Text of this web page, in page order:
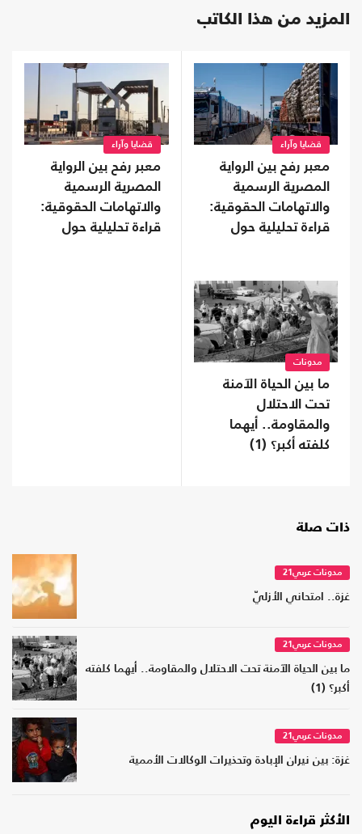
المزيد من هذا الكاتب
قضايا وآراء
معبر رفح بين الرواية
المصرية الرسمية
والاتهامات الحقوقية:
قراءة تحليلية حول
قضايا وآراء
معبر رفح بين الرواية
المصرية الرسمية
والاتهامات الحقوقية:
قراءة تحليلية حول
مدونات
ما بين الحياة الآمنة
تحت الاحتلال
والمقاومة.. أيهما
كلفته أكبر؟ (1)
ذات صلة
مدونات عربي21
غزة.. امتحاني الأزليّ
مدونات عربي21
ما بين الحياة الآمنة تحت الاحتلال والمقاومة.. أيهما كلفته
أكبر؟ (1)
مدونات عربي21
غزة: بين نيران الإبادة وتحذيرات الوكالات الأممية
الأكثر قراءة اليوم